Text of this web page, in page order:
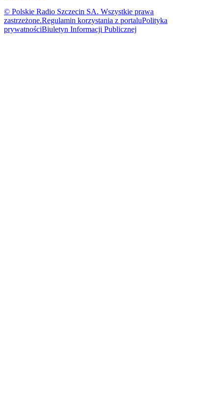
© Polskie Radio Szczecin SA. Wszystkie prawa
zastrzeżone.Regulamin korzystania z portaluPolityka
prywatnościBiuletyn Informacji Publicznej